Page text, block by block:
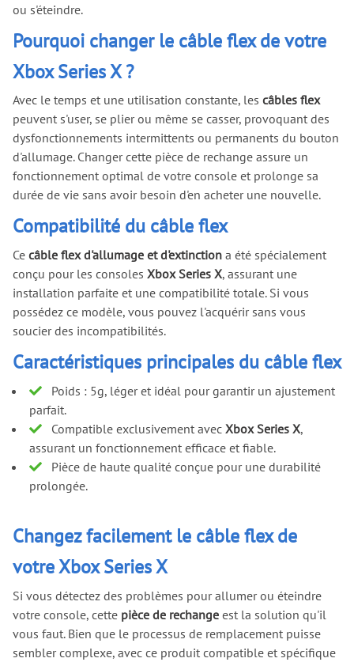
ou s'éteindre.
Pourquoi changer le câble flex de votre
Xbox Series X ?
Avec le temps et une utilisation constante, les câbles flex
peuvent s'user, se plier ou même se casser, provoquant des
dysfonctionnements intermittents ou permanents du bouton
d'allumage. Changer cette pièce de rechange assure un
fonctionnement optimal de votre console et prolonge sa
durée de vie sans avoir besoin d'en acheter une nouvelle.
Compatibilité du câble flex
Ce câble flex d'allumage et d'extinction a été spécialement
conçu pour les consoles Xbox Series X, assurant une
installation parfaite et une compatibilité totale. Si vous
possédez ce modèle, vous pouvez l'acquérir sans vous
soucier des incompatibilités.
Caractéristiques principales du câble flex
Poids : 5g, léger et idéal pour garantir un ajustement
parfait.
Compatible exclusivement avec Xbox Series X,
assurant un fonctionnement efficace et fiable.
Pièce de haute qualité conçue pour une durabilité
prolongée.
Changez facilement le câble flex de
votre Xbox Series X
Si vous détectez des problèmes pour allumer ou éteindre
votre console, cette pièce de rechange est la solution qu'il
vous faut. Bien que le processus de remplacement puisse
sembler complexe, avec ce produit compatible et spécifique